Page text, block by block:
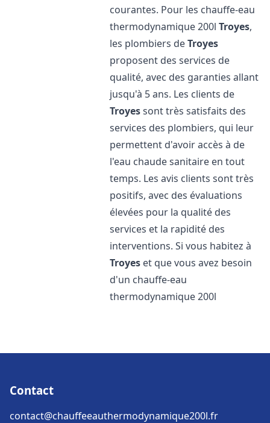
courantes. Pour les chauffe-eau
thermodynamique 200lTroyes,
les plombiers deTroyes
proposent des services de
qualité, avec des garanties allant
jusqu'à 5 ans. Les clients de
Troyessont très satisfaits des
services des plombiers, qui leur
permettent d'avoir accès à de
l'eau chaude sanitaire en tout
temps. Les avis clients sont très
positifs, avec des évaluations
élevées pour la qualité des
services et la rapidité des
interventions. Si vous habitez à
Troyes et que vous avez besoin
d'un chauffe-eau
thermodynamique 200l
Contact
contact@chauffeeauthermodynamique200l.fr